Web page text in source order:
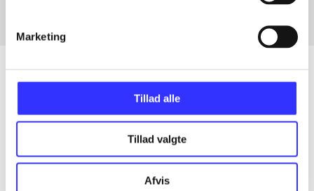
Marketing
Tillad alle
Tillad valgte
Afvis
Artikler
Alle registrerede artikler fordelt på udgivelser